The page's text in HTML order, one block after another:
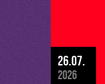
26.07.
2026